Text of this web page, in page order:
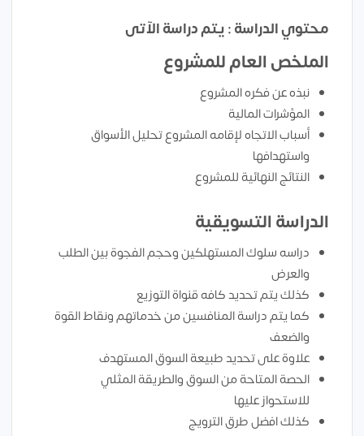
محتوي الدراسة : يتم دراسة الآتى
الملخص العام للمشروع
نبذه عن فكره المشروع
المؤشرات المالية
أسباب الاتجاه لإقامه المشروع تحليل الأسواق
واستهدافها
النتائج النهائية للمشروع
الدراسة التسويقية
دراسه سلوك المستهلكين وحجم الفجوة بين الطلب
والعرض
كذلك يتم تحديد كافه قنواة التوزيع
كما يتم دراسة المنافسين من خدماتهم ونقاط القوة
والضعف
علاوة على تحديد طبيعة السوق المستهدف
الحصة المتاحة من السوق والطريقة المثلي
للاستحواز عليها
كذلك افضل طرق الترويج